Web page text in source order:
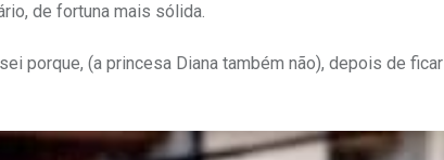
de fortuna mais sólida.
porque, (a princesa Diana também não), depois de ficar